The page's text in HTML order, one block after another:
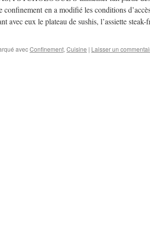
confinement en a modifié les conditions
avec eux le plateau de sushis, l’assiette
avecConfinement, Cuisine | Laisser un